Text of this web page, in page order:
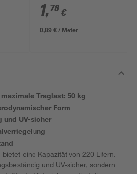
1,78 €
0,89 € / Meter
Traglast: 50 kg
Form
und UV-sicher
eine Kapazität von 220 Litern.
und UV-sicher, sondern